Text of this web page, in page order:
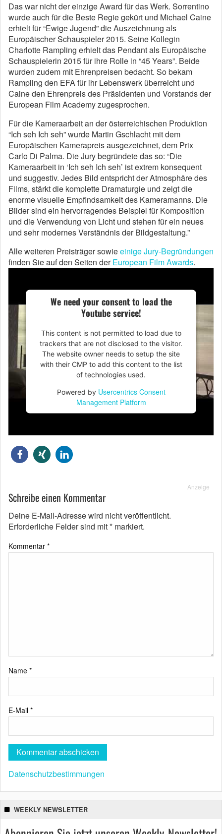
Das war nicht der einzige Award für das Werk. Sorrentino
wurde auch für die Beste Regie gekürt und Michael Caine
erhielt für “Ewige Jugend” die Auszeichnung als
Europäischer Schauspieler 2015. Seine Kollegin
Charlotte Rampling erhielt das Pendant als Europäische
Schauspielerin 2015 für ihre Rolle in “45 Years”. Beide
wurden zudem mit Ehrenpreisen bedacht. So bekam
Rampling den EFA für ihr Lebenswerk überreicht und
Caine den Ehrenpreis des Präsidenten und Vorstands der
European Film Academy zugesprochen.
Für die Kameraarbeit an der österreichischen Produktion
“Ich seh Ich seh” wurde Martin Gschlacht mit dem
Europäischen Kamerapreis ausgezeichnet, dem Prix
Carlo Di Palma. Die Jury begründete das so: “Die
Kameraarbeit in ‘Ich seh Ich seh’ ist extrem konsequent
und suggestiv. Jedes Bild entspricht der Atmosphäre des
Films, stärkt die komplette Dramaturgie und zeigt die
enorme visuelle Empfindsamkeit des Kameramanns. Die
Bilder sind ein hervorragendes Beispiel für Komposition
und die Verwendung von Licht und stehen für ein neues
und sehr modernes Verständnis der Bildgestaltung.”
Alle weiteren Preisträger sowieeinige Jury-Begründungen
finden Sie auf den Seiten derEuropean Film Awards.
We need your consent to load the
Youtube service!
This content is not permitted to load due to
trackers that are not disclosed to the visitor.
The website owner needs to setup the site
with their CMP to add this content to the list
of technologies used.
Powered by Usercentrics Consent
Management Platform
Anzeige
Schreibe einen Kommentar
Deine E-Mail-Adresse wird nicht veröffentlicht.
Erforderliche Felder sind mit* markiert.
Kommentar *
Name *
E-Mail *
Datenschutzbestimmungen
WEEKLY NEWSLETTER